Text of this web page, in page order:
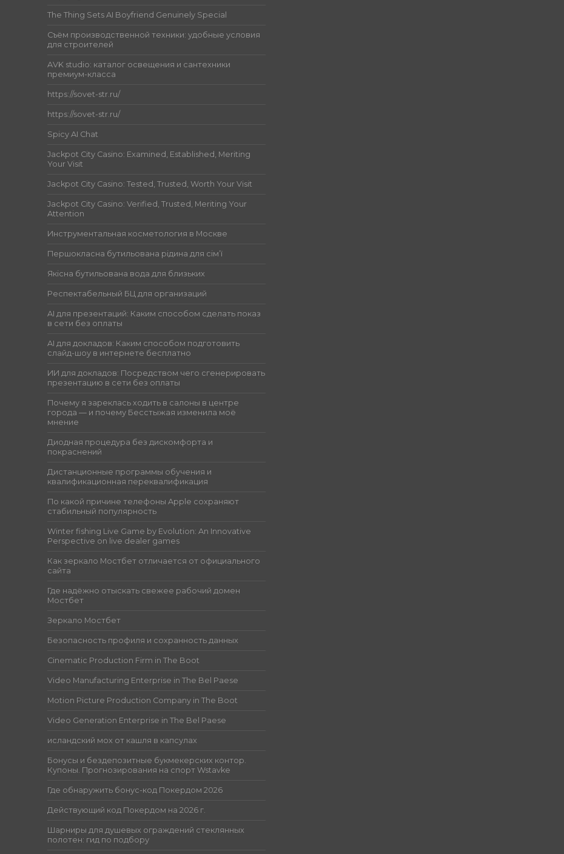
The Thing Sets AI Boyfriend Genuinely Special
Съём производственной техники: удобные условия
для строителей
AVK studio: каталог освещения и сантехники
премиум-класса
https://sovet-str.ru/
https://sovet-str.ru/
Spicy AI Chat
Jackpot City Casino: Examined, Established, Meriting
Your Visit
Jackpot City Casino: Tested, Trusted, Worth Your Visit
Jackpot City Casino: Verified, Trusted, Meriting Your
Attention
Инструментальная косметология в Москве
Першокласна бутильована рідина для сім’ї
Якісна бутильована вода для близьких
Респектабельный БЦ для организаций
AI для презентаций: Каким способом сделать показ
в сети без оплаты
AI для докладов: Каким способом подготовить
слайд-шоу в интернете бесплатно
ИИ для докладов: Посредством чего сгенерировать
презентацию в сети без оплаты
Почему я зареклась ходить в салоны в центре
города — и почему Бесстыжая изменила моё
мнение
Диодная процедура без дискомфорта и
покраснений
Дистанционные программы обучения и
квалификационная переквалификация
По какой причине телефоны Apple сохраняют
стабильный популярность
Winter fishing Live Game by Evolution: An Innovative
Perspective on live dealer games
Как зеркало Мостбет отличается от официального
сайта
Где надёжно отыскать свежее рабочий домен
Мостбет
Зеркало Мостбет
Безопасность профиля и сохранность данных
Cinematic Production Firm in The Boot
Video Manufacturing Enterprise in The Bel Paese
Motion Picture Production Company in The Boot
Video Generation Enterprise in The Bel Paese
исландский мох от кашля в капсулах
Бонусы и бездепозитные букмекерских контор.
Купоны. Прогнозирования на спорт Wstavke
Где обнаружить бонус-код Покердом 2026
Действующий код Покердом на 2026 г.
Шарниры для душевых ограждений стеклянных
полотен: гид по подбору